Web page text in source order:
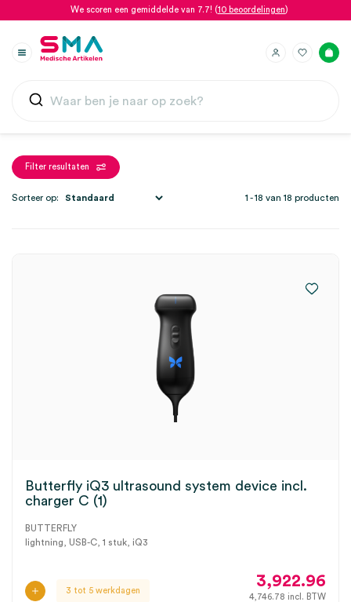
We scoren een gemiddelde van 7.7! (10 beoordelingen)
Filter resultaten
1 - 18 van 18 producten
Sorteer op:
Butterfly iQ3 ultrasound system device incl.
charger C (1)
BUTTERFLY
lightning, USB-C, 1 stuk, iQ3
3 tot 5 werkdagen
3,922.96
4,746.78 incl. BTW